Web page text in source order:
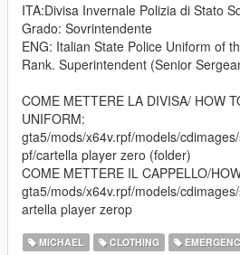
ITA:Divisa Invernale Polizia di Stato
Grado: Sovrintendente
ENG: Italian State Police Uniform of
Rank. Superintendent (Senior
COME METTERE LA DIVISA/ HOW
UNIFORM:
gta5/mods/x64v.rpf/models/
pf/cartella player zero (folder)
COME METTERE IL CAPPELLO/
gta5/mods/x64v.rpf/models/
artella player zerop
MICHAEL CLOTHING